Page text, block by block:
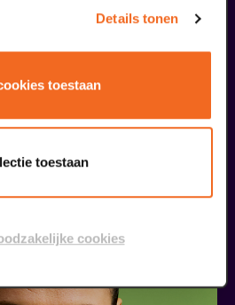
Details tonen
toestaan
toestaan
cookies
ook...